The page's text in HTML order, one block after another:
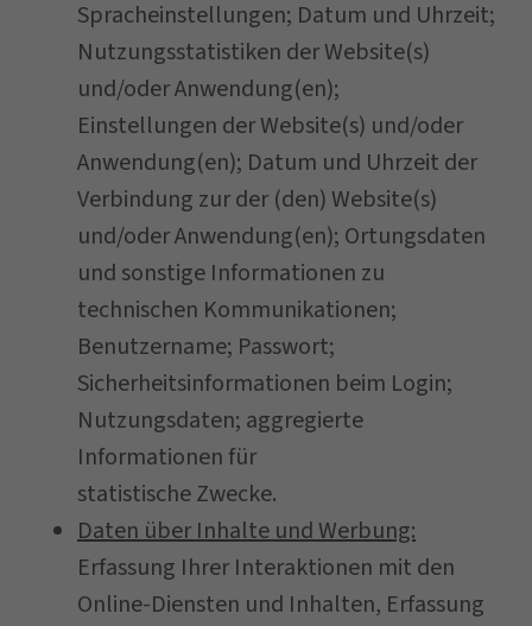
Spracheinstellungen; Datum und Uhrzeit;
Nutzungsstatistiken der Website(s)
und/oder Anwendung(en);
Einstellungen der Website(s) und/oder
Anwendung(en); Datum und Uhrzeit der
Verbindung zur der (den) Website(s)
und/oder Anwendung(en); Ortungsdaten
und sonstige Informationen zu
technischen Kommunikationen;
Benutzername; Passwort;
Sicherheitsinformationen beim Login;
Nutzungsdaten; aggregierte
Informationen für
statistische Zwecke.
Daten über Inhalte und Werbung:
Erfassung Ihrer Interaktionen mit den
Online-Diensten und Inhalten, Erfassung